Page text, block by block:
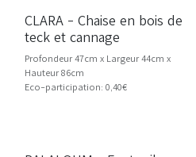
NOUVEAU
CLARA - Chaise en bois de
teck et cannage
Profondeur 47cm x Largeur 44cm x
Hauteur 86cm
Eco-participation: 0,40€